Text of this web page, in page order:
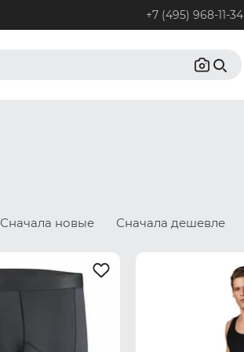
+7 (495) 968-11-34
По любым интересующим вопросам
Сначала новые Сначала дешевле